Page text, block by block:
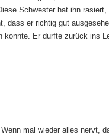
Schwester hat ihn
dass er richtig gut
konnte. Er durfte zurück ins
mal wieder alles nervt,